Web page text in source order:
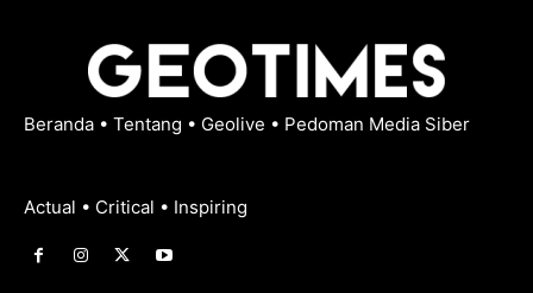
Beranda • Tentang • Geolive • Pedoman Media Siber
Actual • Critical • Inspiring